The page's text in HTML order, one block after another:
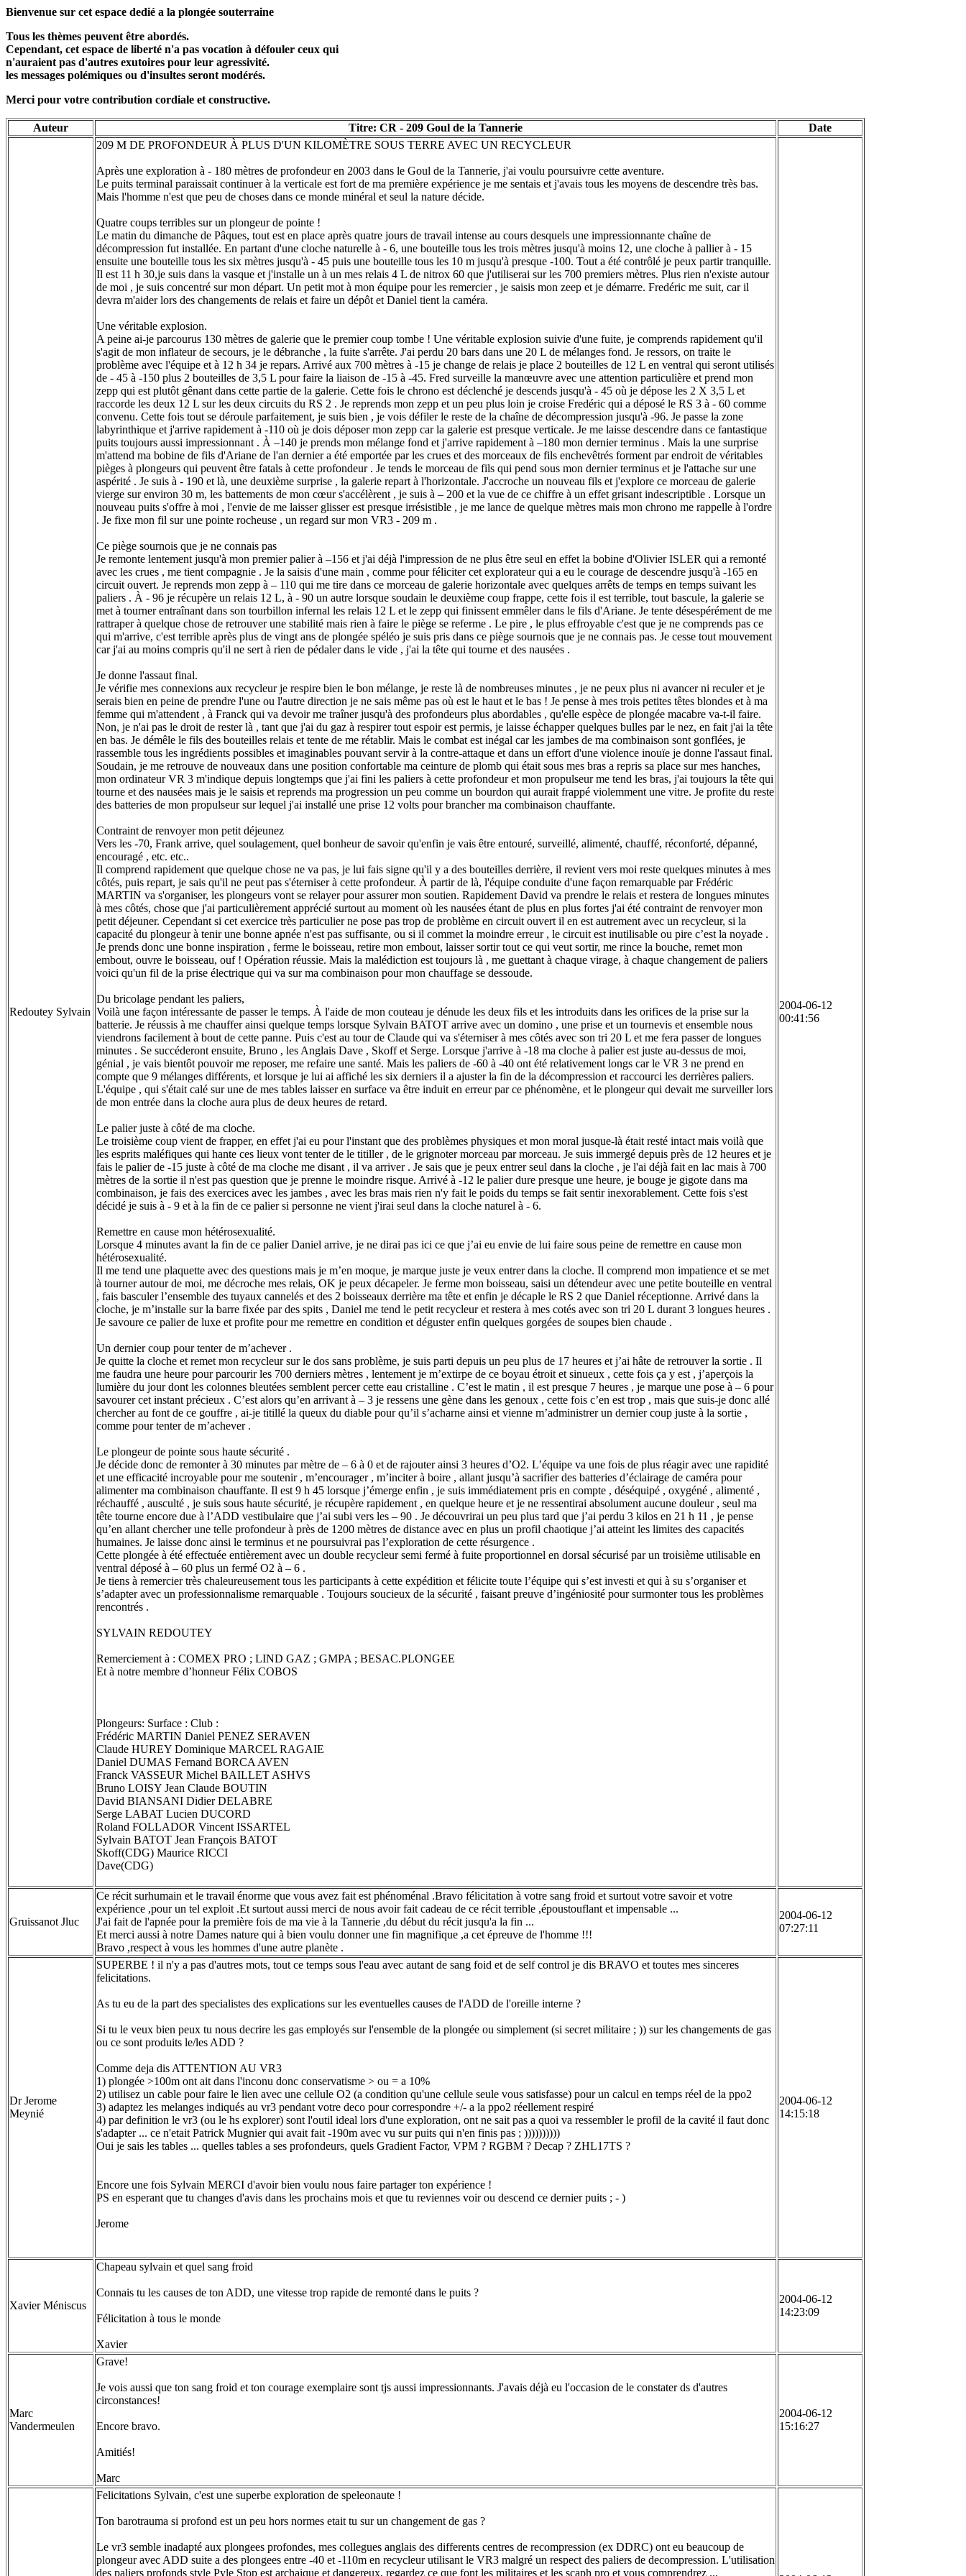
Bienvenue sur cet espace dedié a la plongée souterraine
Tous les thèmes peuvent être abordés.
Cependant, cet espace de liberté n'a pas vocation à défouler ceux qui
n'auraient pas d'autres exutoires pour leur agressivité.
les messages polémiques ou d'insultes seront modérés.
Merci pour votre contribution cordiale et constructive.
Auteur Titre: CR - 209 Goul de la Tannerie Date
Redoutey Sylvain
209 M DE PROFONDEUR À PLUS D'UN KILOMÈTRE SOUS TERRE AVEC UN RECYCLEUR
Après une exploration à - 180 mètres de profondeur en 2003 dans le Goul de la Tannerie, j'ai voulu poursuivre cette aventure.
Le puits terminal paraissait continuer à la verticale est fort de ma première expérience je me sentais et j'avais tous les moyens de descendre très bas.
Mais l'homme n'est que peu de choses dans ce monde minéral et seul la nature décide.
Quatre coups terribles sur un plongeur de pointe !
Le matin du dimanche de Pâques, tout est en place après quatre jours de travail intense au cours desquels une impressionnante chaîne de
décompression fut installée. En partant d'une cloche naturelle à - 6, une bouteille tous les trois mètres jusqu'à moins 12, une cloche à pallier à - 15
ensuite une bouteille tous les six mètres jusqu'à - 45 puis une bouteille tous les 10 m jusqu'à presque -100. Tout a été contrôlé je peux partir tranquille.
Il est 11 h 30,je suis dans la vasque et j'installe un à un mes relais 4 L de nitrox 60 que j'utiliserai sur les 700 premiers mètres. Plus rien n'existe autour
de moi , je suis concentré sur mon départ. Un petit mot à mon équipe pour les remercier , je saisis mon zeep et je démarre. Fredéric me suit, car il
devra m'aider lors des changements de relais et faire un dépôt et Daniel tient la caméra.
Une véritable explosion.
A peine ai-je parcourus 130 mètres de galerie que le premier coup tombe ! Une véritable explosion suivie d'une fuite, je comprends rapidement qu'il
s'agit de mon inflateur de secours, je le débranche , la fuite s'arrête. J'ai perdu 20 bars dans une 20 L de mélanges fond. Je ressors, on traite le
problème avec l'équipe et à 12 h 34 je repars. Arrivé aux 700 mètres à -15 je change de relais je place 2 bouteilles de 12 L en ventral qui seront utilisés
de - 45 à -150 plus 2 bouteilles de 3,5 L pour faire la liaison de -15 à -45. Fred surveille la manœuvre avec une attention particulière et prend mon
zepp qui est plutôt gênant dans cette partie de la galerie. Cette fois le chrono est déclenché je descends jusqu'à - 45 où je dépose les 2 X 3,5 L et
raccorde les deux 12 L sur les deux circuits du RS 2 . Je reprends mon zepp et un peu plus loin je croise Fredéric qui a déposé le RS 3 à - 60 comme
convenu. Cette fois tout se déroule parfaitement, je suis bien , je vois défiler le reste de la chaîne de décompression jusqu'à -96. Je passe la zone
labyrinthique et j'arrive rapidement à -110 où je dois déposer mon zepp car la galerie est presque verticale. Je me laisse descendre dans ce fantastique
puits toujours aussi impressionnant . À –140 je prends mon mélange fond et j'arrive rapidement à –180 mon dernier terminus . Mais la une surprise
m'attend ma bobine de fils d'Ariane de l'an dernier a été emportée par les crues et des morceaux de fils enchevêtrés forment par endroit de véritables
pièges à plongeurs qui peuvent être fatals à cette profondeur . Je tends le morceau de fils qui pend sous mon dernier terminus et je l'attache sur une
aspérité . Je suis à - 190 et là, une deuxième surprise , la galerie repart à l'horizontale. J'accroche un nouveau fils et j'explore ce morceau de galerie
vierge sur environ 30 m, les battements de mon cœur s'accélèrent , je suis à – 200 et la vue de ce chiffre à un effet grisant indescriptible . Lorsque un
nouveau puits s'offre à moi , l'envie de me laisser glisser est presque irrésistible , je me lance de quelque mètres mais mon chrono me rappelle à l'ordre
. Je fixe mon fil sur une pointe rocheuse , un regard sur mon VR3 - 209 m .
Ce piège sournois que je ne connais pas
Je remonte lentement jusqu'à mon premier palier à –156 et j'ai déjà l'impression de ne plus être seul en effet la bobine d'Olivier ISLER qui a remonté
avec les crues , me tient compagnie . Je la saisis d'une main , comme pour féliciter cet explorateur qui a eu le courage de descendre jusqu'à -165 en
circuit ouvert. Je reprends mon zepp à – 110 qui me tire dans ce morceau de galerie horizontale avec quelques arrêts de temps en temps suivant les
paliers . À - 96 je récupère un relais 12 L, à - 90 un autre lorsque soudain le deuxième coup frappe, cette fois il est terrible, tout bascule, la galerie se
met à tourner entraînant dans son tourbillon infernal les relais 12 L et le zepp qui finissent emmêler dans le fils d'Ariane. Je tente désespérément de me
rattraper à quelque chose de retrouver une stabilité mais rien à faire le piège se referme . Le pire , le plus effroyable c'est que je ne comprends pas ce
qui m'arrive, c'est terrible après plus de vingt ans de plongée spéléo je suis pris dans ce piège sournois que je ne connais pas. Je cesse tout mouvement
car j'ai au moins compris qu'il ne sert à rien de pédaler dans le vide , j'ai la tête qui tourne et des nausées .
Je donne l'assaut final.
Je vérifie mes connexions aux recycleur je respire bien le bon mélange, je reste là de nombreuses minutes , je ne peux plus ni avancer ni reculer et je
serais bien en peine de prendre l'une ou l'autre direction je ne sais même pas où est le haut et le bas ! Je pense à mes trois petites têtes blondes et à ma
femme qui m'attendent , à Franck qui va devoir me traîner jusqu'à des profondeurs plus abordables , qu'elle espèce de plongée macabre va-t-il faire.
Non, je n'ai pas le droit de rester là , tant que j'ai du gaz à respirer tout espoir est permis, je laisse échapper quelques bulles par le nez, en fait j'ai la tête
en bas. Je démêle le fils des bouteilles relais et tente de me rétablir. Mais le combat est inégal car les jambes de ma combinaison sont gonflées, je
rassemble tous les ingrédients possibles et imaginables pouvant servir à la contre-attaque et dans un effort d'une violence inouïe je donne l'assaut final.
Soudain, je me retrouve de nouveaux dans une position confortable ma ceinture de plomb qui était sous mes bras a repris sa place sur mes hanches,
mon ordinateur VR 3 m'indique depuis longtemps que j'ai fini les paliers à cette profondeur et mon propulseur me tend les bras, j'ai toujours la tête qui
tourne et des nausées mais je le saisis et reprends ma progression un peu comme un bourdon qui aurait frappé violemment une vitre. Je profite du reste
des batteries de mon propulseur sur lequel j'ai installé une prise 12 volts pour brancher ma combinaison chauffante.
Contraint de renvoyer mon petit déjeunez
Vers les -70, Frank arrive, quel soulagement, quel bonheur de savoir qu'enfin je vais être entouré, surveillé, alimenté, chauffé, réconforté, dépanné,
encouragé , etc. etc..
Il comprend rapidement que quelque chose ne va pas, je lui fais signe qu'il y a des bouteilles derrière, il revient vers moi reste quelques minutes à mes
côtés, puis repart, je sais qu'il ne peut pas s'éterniser à cette profondeur. À partir de là, l'équipe conduite d'une façon remarquable par Frédéric
MARTIN va s'organiser, les plongeurs vont se relayer pour assurer mon soutien. Rapidement David va prendre le relais et restera de longues minutes
à mes côtés, chose que j'ai particulièrement apprécié surtout au moment où les nausées étant de plus en plus fortes j'ai été contraint de renvoyer mon
petit déjeuner. Cependant si cet exercice très particulier ne pose pas trop de problème en circuit ouvert il en est autrement avec un recycleur, si la
capacité du plongeur à tenir une bonne apnée n'est pas suffisante, ou si il commet la moindre erreur , le circuit est inutilisable ou pire c’est la noyade .
Je prends donc une bonne inspiration , ferme le boisseau, retire mon embout, laisser sortir tout ce qui veut sortir, me rince la bouche, remet mon
embout, ouvre le boisseau, ouf ! Opération réussie. Mais la malédiction est toujours là , me guettant à chaque virage, à chaque changement de paliers
voici qu'un fil de la prise électrique qui va sur ma combinaison pour mon chauffage se dessoude.
Du bricolage pendant les paliers,
Voilà une façon intéressante de passer le temps. À l'aide de mon couteau je dénude les deux fils et les introduits dans les orifices de la prise sur la
batterie. Je réussis à me chauffer ainsi quelque temps lorsque Sylvain BATOT arrive avec un domino , une prise et un tournevis et ensemble nous
viendrons facilement à bout de cette panne. Puis c'est au tour de Claude qui va s'éterniser à mes côtés avec son tri 20 L et me fera passer de longues
minutes . Se succéderont ensuite, Bruno , les Anglais Dave , Skoff et Serge. Lorsque j'arrive à -18 ma cloche à palier est juste au-dessus de moi,
génial , je vais bientôt pouvoir me reposer, me refaire une santé. Mais les paliers de -60 à -40 ont été relativement longs car le VR 3 ne prend en
compte que 9 mélanges différents, et lorsque je lui ai affiché les six derniers il a ajuster la fin de la décompression et raccourci les derrières paliers.
L'équipe , qui s'était calé sur une de mes tables laisser en surface va être induit en erreur par ce phénomène, et le plongeur qui devait me surveiller lors
de mon entrée dans la cloche aura plus de deux heures de retard.
Le palier juste à côté de ma cloche.
Le troisième coup vient de frapper, en effet j'ai eu pour l'instant que des problèmes physiques et mon moral jusque-là était resté intact mais voilà que
les esprits maléfiques qui hante ces lieux vont tenter de le titiller , de le grignoter morceau par morceau. Je suis immergé depuis près de 12 heures et je
fais le palier de -15 juste à côté de ma cloche me disant , il va arriver . Je sais que je peux entrer seul dans la cloche , je l'ai déjà fait en lac mais à 700
mètres de la sortie il n'est pas question que je prenne le moindre risque. Arrivé à -12 le palier dure presque une heure, je bouge je gigote dans ma
combinaison, je fais des exercices avec les jambes , avec les bras mais rien n'y fait le poids du temps se fait sentir inexorablement. Cette fois s'est
décidé je suis à - 9 et à la fin de ce palier si personne ne vient j'irai seul dans la cloche naturel à - 6.
Remettre en cause mon hétérosexualité.
Lorsque 4 minutes avant la fin de ce palier Daniel arrive, je ne dirai pas ici ce que j’ai eu envie de lui faire sous peine de remettre en cause mon
hétérosexualité.
Il me tend une plaquette avec des questions mais je m’en moque, je marque juste je veux entrer dans la cloche. Il comprend mon impatience et se met
à tourner autour de moi, me décroche mes relais, OK je peux décapeler. Je ferme mon boisseau, saisi un détendeur avec une petite bouteille en ventral
, fais basculer l’ensemble des tuyaux cannelés et des 2 boisseaux derrière ma tête et enfin je décaple le RS 2 que Daniel réceptionne. Arrivé dans la
cloche, je m’installe sur la barre fixée par des spits , Daniel me tend le petit recycleur et restera à mes cotés avec son tri 20 L durant 3 longues heures .
Je savoure ce palier de luxe et profite pour me remettre en condition et déguster enfin quelques gorgées de soupes bien chaude .
Un dernier coup pour tenter de m’achever .
Je quitte la cloche et remet mon recycleur sur le dos sans problème, je suis parti depuis un peu plus de 17 heures et j’ai hâte de retrouver la sortie . Il
me faudra une heure pour parcourir les 700 derniers mètres , lentement je m’extirpe de ce boyau étroit et sinueux , cette fois ça y est , j’aperçois la
lumière du jour dont les colonnes bleutées semblent percer cette eau cristalline . C’est le matin , il est presque 7 heures , je marque une pose à – 6 pour
savourer cet instant précieux . C’est alors qu’en arrivant à – 3 je ressens une gène dans les genoux , cette fois c’en est trop , mais que suis-je donc allé
chercher au font de ce gouffre , ai-je titillé la queux du diable pour qu’il s’acharne ainsi et vienne m’administrer un dernier coup juste à la sortie ,
comme pour tenter de m’achever .
Le plongeur de pointe sous haute sécurité .
Je décide donc de remonter à 30 minutes par mètre de – 6 à 0 et de rajouter ainsi 3 heures d’O2. L’équipe va une fois de plus réagir avec une rapidité
et une efficacité incroyable pour me soutenir , m’encourager , m’inciter à boire , allant jusqu’à sacrifier des batteries d’éclairage de caméra pour
alimenter ma combinaison chauffante. Il est 9 h 45 lorsque j’émerge enfin , je suis immédiatement pris en compte , déséquipé , oxygéné , alimenté ,
réchauffé , ausculté , je suis sous haute sécurité, je récupère rapidement , en quelque heure et je ne ressentirai absolument aucune douleur , seul ma
tête tourne encore due à l’ADD vestibulaire que j’ai subi vers les – 90 . Je découvrirai un peu plus tard que j’ai perdu 3 kilos en 21 h 11 , je pense
qu’en allant chercher une telle profondeur à près de 1200 mètres de distance avec en plus un profil chaotique j’ai atteint les limites des capacités
humaines. Je laisse donc ainsi le terminus et ne poursuivrai pas l’exploration de cette résurgence .
Cette plongée à été effectuée entièrement avec un double recycleur semi fermé à fuite proportionnel en dorsal sécurisé par un troisième utilisable en
ventral déposé à – 60 plus un fermé O2 à – 6 .
Je tiens à remercier très chaleureusement tous les participants à cette expédition et félicite toute l’équipe qui s’est investi et qui à su s’organiser et
s’adapter avec un professionnalisme remarquable . Toujours soucieux de la sécurité , faisant preuve d’ingéniosité pour surmonter tous les problèmes
rencontrés .
SYLVAIN REDOUTEY
Remerciement à : COMEX PRO ; LIND GAZ ; GMPA ; BESAC.PLONGEE
Et à notre membre d’honneur Félix COBOS
Plongeurs: Surface : Club :
Frédéric MARTIN Daniel PENEZ SERAVEN
Claude HUREY Dominique MARCEL RAGAIE
Daniel DUMAS Fernand BORCA AVEN
Franck VASSEUR Michel BAILLET ASHVS
Bruno LOISY Jean Claude BOUTIN
David BIANSANI Didier DELABRE
Serge LABAT Lucien DUCORD
Roland FOLLADOR Vincent ISSARTEL
Sylvain BATOT Jean François BATOT
Skoff(CDG) Maurice RICCI
Dave(CDG)
2004-06-12
00:41:56
Gruissanot Jluc
Ce récit surhumain et le travail énorme que vous avez fait est phénoménal .Bravo félicitation à votre sang froid et surtout votre savoir et votre
expérience ,pour un tel exploit .Et surtout aussi merci de nous avoir fait cadeau de ce récit terrible ,époustouflant et impensable ...
J'ai fait de l'apnée pour la première fois de ma vie à la Tannerie ,du début du récit jusqu'a la fin ...
Et merci aussi à notre Dames nature qui à bien voulu donner une fin magnifique ,a cet épreuve de l'homme !!!
Bravo ,respect à vous les hommes d'une autre planète .
2004-06-12
07:27:11
Dr Jerome
Meynié
SUPERBE ! il n'y a pas d'autres mots, tout ce temps sous l'eau avec autant de sang foid et de self control je dis BRAVO et toutes mes sinceres
felicitations.
As tu eu de la part des specialistes des explications sur les eventuelles causes de l'ADD de l'oreille interne ?
Si tu le veux bien peux tu nous decrire les gas employés sur l'ensemble de la plongée ou simplement (si secret militaire ; )) sur les changements de gas
ou ce sont produits le/les ADD ?
Comme deja dis ATTENTION AU VR3
1) plongée >100m ont ait dans l'inconu donc conservatisme > ou = a 10%
2) utilisez un cable pour faire le lien avec une cellule O2 (a condition qu'une cellule seule vous satisfasse) pour un calcul en temps réel de la ppo2
3) adaptez les melanges indiqués au vr3 pendant votre deco pour correspondre +/- a la ppo2 réellement respiré
4) par definition le vr3 (ou le hs explorer) sont l'outil ideal lors d'une exploration, ont ne sait pas a quoi va ressembler le profil de la cavité il faut donc
s'adapter ... ce n'etait Patrick Mugnier qui avait fait -190m avec vu sur puits qui n'en finis pas ; ))))))))))
Oui je sais les tables ... quelles tables a ses profondeurs, quels Gradient Factor, VPM ? RGBM ? Decap ? ZHL17TS ?
Encore une fois Sylvain MERCI d'avoir bien voulu nous faire partager ton expérience !
PS en esperant que tu changes d'avis dans les prochains mois et que tu reviennes voir ou descend ce dernier puits ; - )
Jerome
2004-06-12
14:15:18
Xavier Méniscus
Chapeau sylvain et quel sang froid
Connais tu les causes de ton ADD, une vitesse trop rapide de remonté dans le puits ?
Félicitation à tous le monde
Xavier
2004-06-12
14:23:09
Marc
Vandermeulen
Grave!
Je vois aussi que ton sang froid et ton courage exemplaire sont tjs aussi impressionnants. J'avais déjà eu l'occasion de le constater ds d'autres
circonstances!
Encore bravo.
Amitiés!
Marc
2004-06-12
15:16:27
Felicitations Sylvain, c'est une superbe exploration de speleonaute !
Ton barotrauma si profond est un peu hors normes etait tu sur un changement de gas ?
Le vr3 semble inadapté aux plongees profondes, mes collegues anglais des differents centres de recompression (ex DDRC) ont eu beaucoup de
plongeur avec ADD suite a des plongees entre -40 et -110m en recycleur utilisant le VR3 malgré un respect des paliers de decompression. L'utilisation
des paliers profonds style Pyle Stop est archaique et dangereux, regardez ce que font les militaires et les scaph pro et vous comprendrez ...